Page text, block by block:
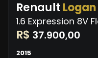
Renault Logan
1.6 Expression 8V
R$ 37.900,00
2015